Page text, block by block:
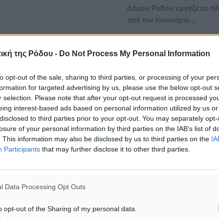
της Ρόδου - Do Not Process My Personal Information
opt-out of the sale, sharing to third parties, or processing of your
for targeted advertising by us, please use the below opt-out
selection. Please note that after your opt-out request is processed
interest-based ads based on personal information utilized by us
to third parties prior to your opt-out. You may separately
of your personal information by third parties on the IAB’s list of
This information may also be disclosed by us to third parties on the
Participants that may further disclose it to other third parties.
Data Processing Opt Outs
opt-out of the Sharing of my personal data.
Δήμου Ρόδου εργάζεται
από τον Ιανουάριο…
ΦΕΚ για τους
• Δεν έχει κοινοποιηθεί
στην Εφορία η κανονιστική
αναστολή…
12,5 εκατ. ευρώ στις 13
εφημερίδα εξηγεί τους